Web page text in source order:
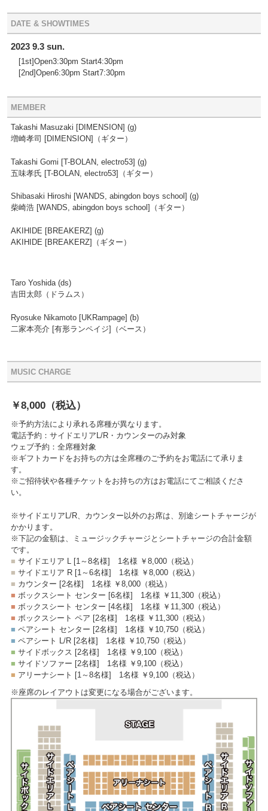
DATE & SHOWTIMES
2023 9.3 sun.
[1st]Open3:30pm Start4:30pm
[2nd]Open6:30pm Start7:30pm
MEMBER
Takashi Masuzaki [DIMENSION] (g)
増崎孝司 [DIMENSION]（ギター）
Takashi Gomi [T-BOLAN, electro53] (g)
五味孝氏 [T-BOLAN, electro53]（ギター）
Shibasaki Hiroshi [WANDS, abingdon boys school] (g)
柴崎浩 [WANDS, abingdon boys school]（ギター）
AKIHIDE [BREAKERZ] (g)
AKIHIDE [BREAKERZ]（ギター）
Taro Yoshida (ds)
吉田太郎（ドラムス）
Ryosuke Nikamoto [UKRampage] (b)
二家本亮介 [有形ランペイジ]（ベース）
MUSIC CHARGE
￥8,000 （税込）
※予約方法により承れる席種が異なります。
電話予約：サイドエリアL/R・カウンターのみ対象
ウェブ予約：全席種対象
※ギフトカードをお持ちの方は全席種のご予約をお電話にて承りま
す。
※ご招待状や各種チケットをお持ちの方はお電話にてご相談くださ
い。
※サイドエリアL/R、カウンター以外のお席は、別途シートチャージが
かかります。
※下記の金額は、ミュージックチャージとシートチャージの合計金額
です。
■ サイドエリア L [1～8名様] 1名様 ￥8,000 （税込）
■ サイドエリア R [1～6名様] 1名様 ￥8,000 （税込）
■ カウンター [2名様] 1名様 ￥8,000 （税込）
■ ボックスシート センター [6名様] 1名様 ￥11,300 （税込）
■ ボックスシート センター [4名様] 1名様 ￥11,300 （税込）
■ ボックスシート ペア [2名様] 1名様 ￥11,300 （税込）
■ ペアシート センター [2名様] 1名様 ￥10,750 （税込）
■ ペアシート L/R [2名様] 1名様 ￥10,750 （税込）
■ サイドボックス [2名様] 1名様 ￥9,100 （税込）
■ サイドソファー [2名様] 1名様 ￥9,100 （税込）
■ アリーナシート [1～8名様] 1名様 ￥9,100 （税込）
※座席のレイアウトは変更になる場合がございます。